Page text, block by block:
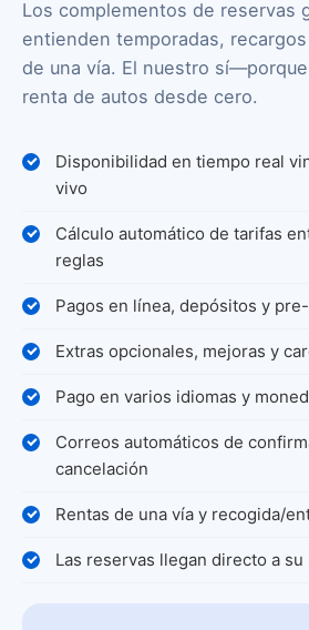
Los complementos de reservas
entienden temporadas,
de una vía. El nuestro
renta de autos desde cero.
Disponibilidad en tiempo real
vivo
Cálculo automático de tarifas
reglas
Pagos en línea, depósitos y
Extras opcionales, mejoras y
Pago en varios idiomas y
Correos automáticos de
cancelación
Rentas de una vía y recogida/
Las reservas llegan directo a